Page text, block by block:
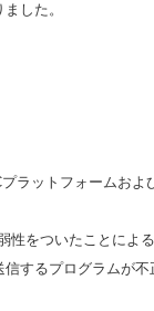
した。
ラットフォームお
をついたことによ
するプログラムが